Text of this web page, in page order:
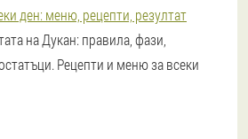
ден: меню, рецепти, резултат
на Дукан: правила, фази,
Рецепти и меню за всеки